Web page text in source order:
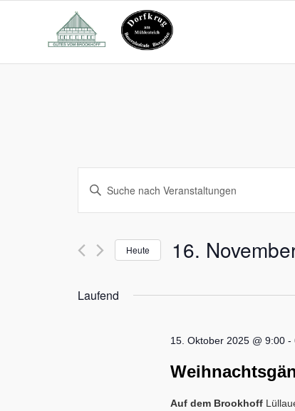
Veranstaltungen
Suche
und
Ansichten,
Navigation
Bitte
Schlüsselwort
eingeben.
nach
Veranstaltungen
Heute 16.
Laufend
15. Oktober 2025 @ 9:00 -
Auf dem Brookhoff